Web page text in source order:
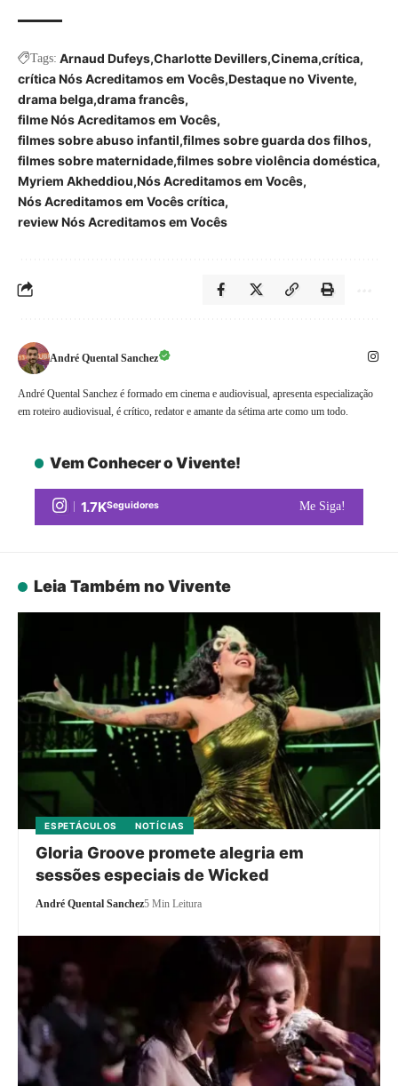
Tags: Arnaud Dufeys Charlotte Devillers Cinema crítica
crítica Nós Acreditamos em Vocês Destaque no Vivente
drama belga drama francês
filme Nós Acreditamos em Vocês
filmes sobre abuso infantil filmes sobre guarda dos filhos
filmes sobre maternidade filmes sobre violência doméstica
Myriem Akheddiou Nós Acreditamos em Vocês
Nós Acreditamos em Vocês crítica
review Nós Acreditamos em Vocês
André Quental Sanchez
André Quental Sanchez é formado em cinema e audiovisual, apresenta especialização
em roteiro audiovisual, é crítico, redator e amante da sétima arte como um todo.
Vem Conhecer o Vivente!
1.7KSeguidores Me Siga!
Leia Também no Vivente
ESPETÁCULOS NOTÍCIAS
Gloria Groove promete alegria em
sessões especiais de Wicked
André Quental Sanchez5 Min Leitura